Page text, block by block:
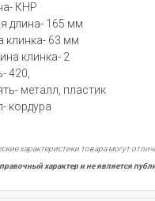
КНР
длина- 165 мм
клинка- 63 мм
клинка- 2
420,
металл, пластик
кордура
характеристики товара могут
характер и не является